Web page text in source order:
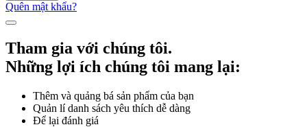
Quên mật khẩu?
Tham gia với chúng tôi.
Những lợi ích chúng tôi mang lại:
Thêm và quảng bá sản phẩm của bạn
Quản lí danh sách yêu thích dễ dàng
Để lại đánh giá